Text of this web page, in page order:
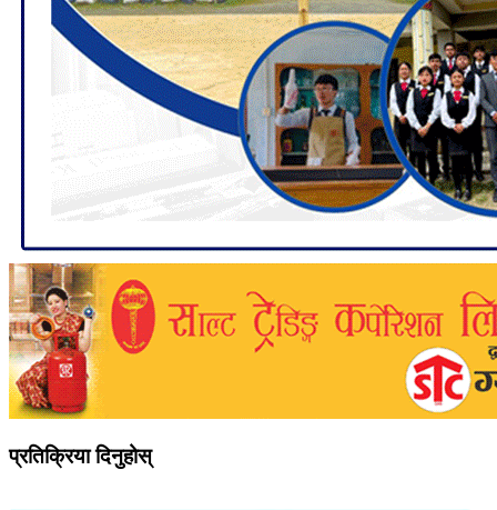
प्रतिक्रिया दिनुहोस्